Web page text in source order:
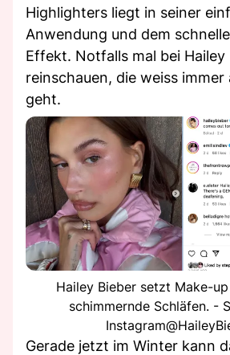
Highlighters liegt in seiner
Anwendung und dem
Effekt. Notfalls mal bei Hailey
reinschauen, die weiss immer
geht.
Hailey Bieber setzt Make-
schimmernde Schläfen. -
Gerade jetzt im Winter kann